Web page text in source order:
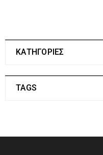
ΚΑΤΗΓΟΡΙΕΣ
TAGS